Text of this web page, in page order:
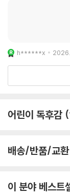
“비겁해. 어른들은
하루마가 거칠게 말
“응석 부리면 안 돼!
지는 것뿐이야. 불만
지 않다. 게임은 계
마는 자신을 희생해
h******x
어린이 독후감
배송/반품/교
이 분야 베스트